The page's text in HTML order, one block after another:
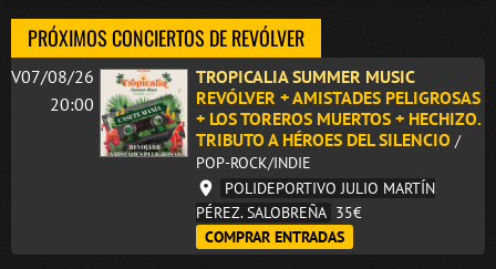
PRÓXIMOS CONCIERTOS DE REVÓLVER
V07/08/26
20:00
TROPICALIA SUMMER MUSIC
REVÓLVER + AMISTADES PELIGROSAS
+ LOS TOREROS MUERTOS + HECHIZO.
TRIBUTO A HÉROES DEL SILENCIO /
POP-ROCK/INDIE
POLIDEPORTIVO JULIO MARTÍN
PÉREZ. SALOBREÑA 35€
COMPRAR ENTRADAS